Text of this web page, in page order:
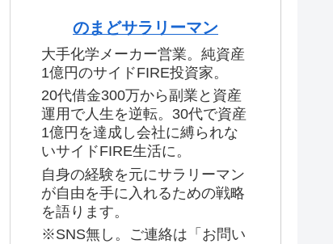
のまどサラリーマン
大手化学メーカー営業。純資産
1億円のサイドFIRE投資家。
20代借金300万から副業と資産
運用で人生を逆転。30代で資産
1億円を達成し会社に縛られな
いサイドFIRE生活に。
自身の経験を元にサラリーマン
が自由を手に入れるための戦略
を語ります。
※SNS無し。ご連絡は「お問い